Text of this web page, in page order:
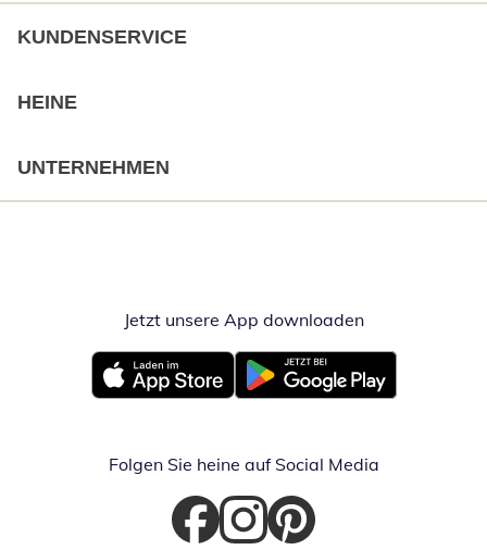
KUNDENSERVICE
HEINE
UNTERNEHMEN
Jetzt unsere App downloadenÖffnet in
Öffnet in neuem FensterÖffnet in neuem Fenster
Folgen Sie heine auf Social Media
Öffnet in neuem Fenster
Öffnet in neuem Fenster
Öffnet in neuem Fenster